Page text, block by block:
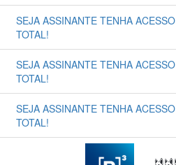
SEJA ASSINANTE TENHA ACESSO
TOTAL!
SEJA ASSINANTE TENHA ACESSO
TOTAL!
SEJA ASSINANTE TENHA ACESSO
TOTAL!